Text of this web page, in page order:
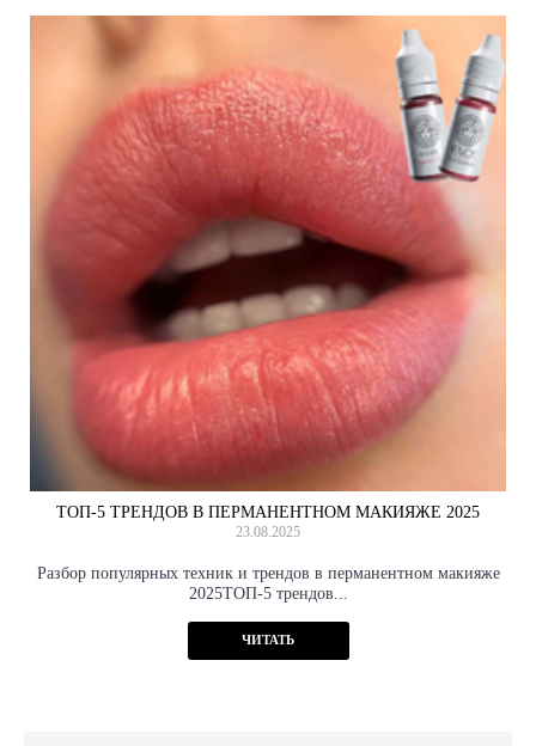
ТОП‑5 ТРЕНДОВ В ПЕРМАНЕНТНОМ МАКИЯЖЕ 2025
23.08.2025
Разбор популярных техник и трендов в перманентном макияже
2025ТОП-5 трендов...
ЧИТАТЬ